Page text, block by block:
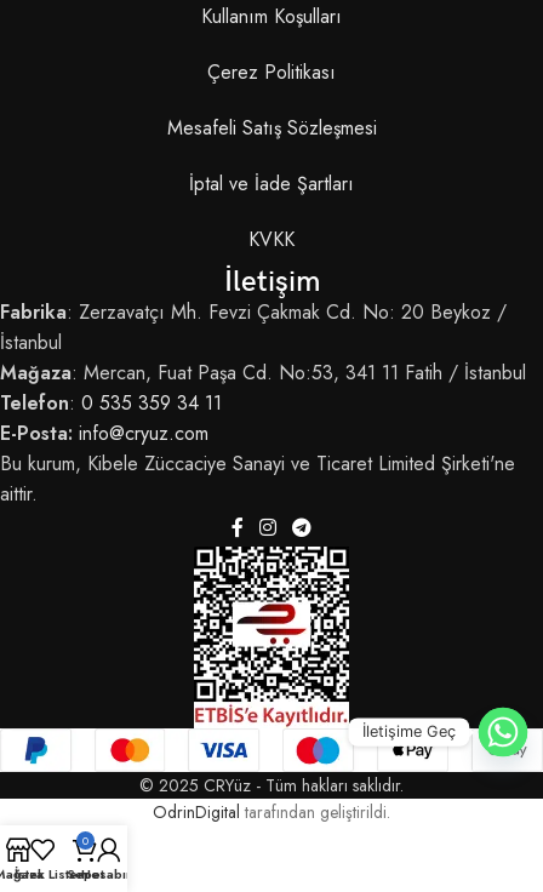
Kullanım Koşulları
Çerez Politikası
Mesafeli Satış Sözleşmesi
İptal ve İade Şartları
KVKK
İletişim
Fabrika: Zerzavatçı Mh. Fevzi Çakmak Cd. No: 20 Beykoz /
İstanbul
Mağaza: Mercan, Fuat Paşa Cd. No:53, 341 11 Fatih / İstanbul
Telefon: 0 535 359 34 11
E-Posta: info@cryuz.com
Bu kurum, Kibele Züccaciye Sanayi ve Ticaret Limited Şirketi'ne
aittir.
© 2025 CRYüz - Tüm hakları saklıdır.
OdrinDigital tarafından geliştirildi.
İstek Listem
0
Sepet
Hesabım
İletişime Geç